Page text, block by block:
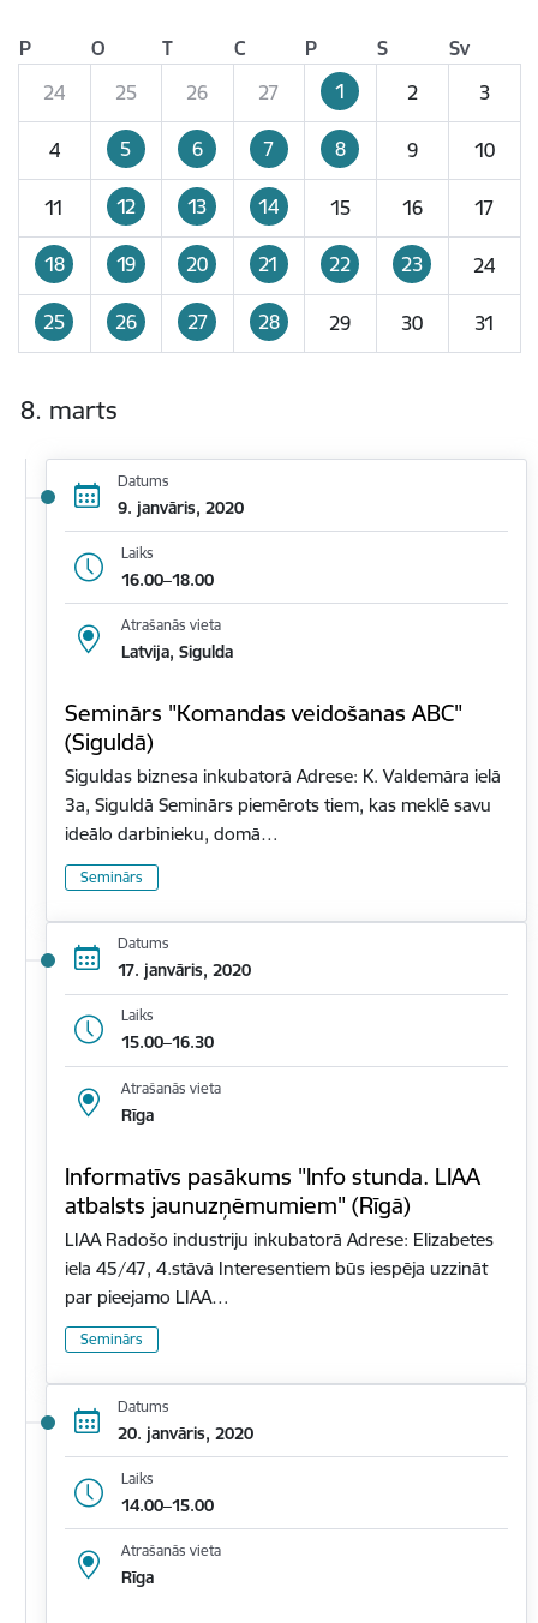
P O T C P S
Sv
24
25 26 27 1 2 3
4 5 6 7 8 9 10
11 12 13 14 15 16 17
18 19 20 21 22 23 24
25 26 27 28 29 30 31
8. marts
Datums
9. janvāris, 2020
Laiks
16.00–18.00
Atrašanās vieta
Latvija, Sigulda
Seminārs "Komandas veidošanas ABC"
(Siguldā)
Siguldas biznesa inkubatorā Adrese: K. Valdemāra ielā
3a, Siguldā Seminārs piemērots tiem, kas meklē savu
ideālo darbinieku, domā…
Seminārs
Datums
17. janvāris, 2020
Laiks
15.00–16.30
Atrašanās vieta
Rīga
Informatīvs pasākums "Info stunda. LIAA
atbalsts jaunuzņēmumiem" (Rīgā)
LIAA Radošo industriju inkubatorā Adrese: Elizabetes
iela 45/47, 4.stāvā Interesentiem būs iespēja uzzināt
par pieejamo LIAA…
Seminārs
Datums
20. janvāris, 2020
Laiks
14.00–15.00
Atrašanās vieta
Rīga